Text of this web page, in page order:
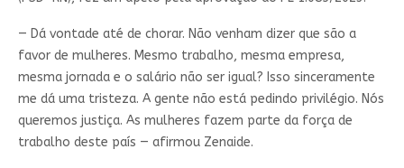
— Dá vontade até de chorar. Não venham dizer que são a
favor de mulheres. Mesmo trabalho, mesma empresa,
mesma jornada e o salário não ser igual? Isso sinceramente
me dá uma tristeza. A gente não está pedindo privilégio. Nós
queremos justiça. As mulheres fazem parte da força de
trabalho deste país — afirmou Zenaide.